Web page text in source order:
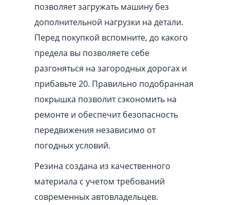
позволяет загружать машину без
дополнительной нагрузки на детали.
Перед покупкой вспомните, до какого
предела вы позволяете себе
разгоняться на загородных дорогах и
прибавьте 20. Правильно подобранная
покрышка позволит сэкономить на
ремонте и обеспечит безопасность
передвижения независимо от
погодных условий.
Резина создана из качественного
материала с учетом требований
современных автовладельцев.